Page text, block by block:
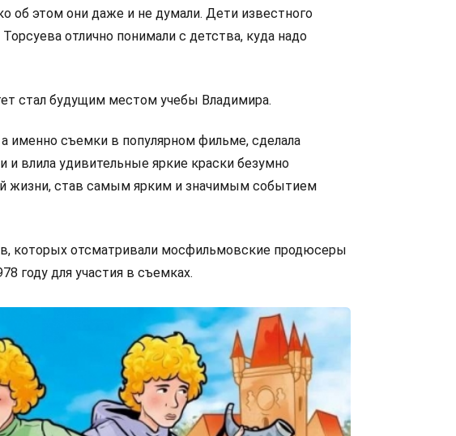
об этом они даже и не думали. Дети известного
отлично понимали с детства, куда надо
стал будущим местом учебы Владимира.
а именно съемки в популярном фильме, сделала
влила удивительные яркие краски безумно
жизни, став самым ярким и значимым событием
которых отсматривали мосфильмовские продюсеры
году для участия в съемках.